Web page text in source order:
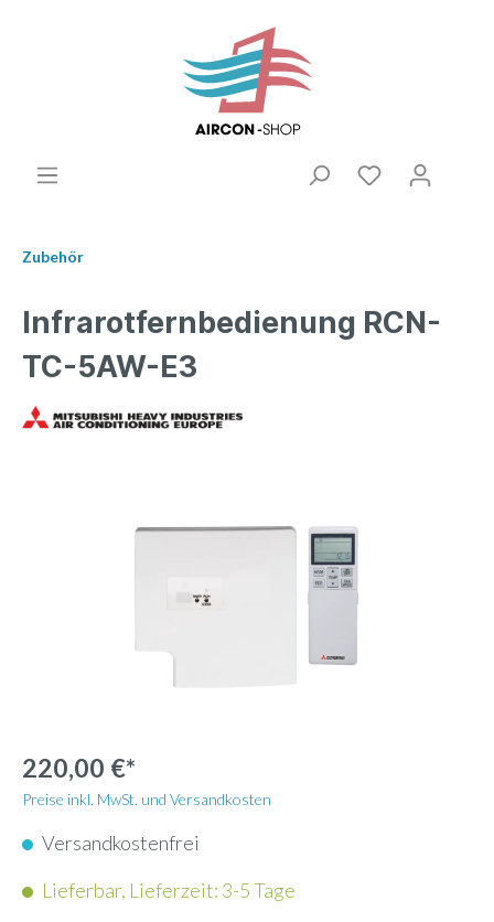
Zubehör
Infrarotfernbedienung RCN-
TC-5AW-E3
220,00 €*
Preise inkl. MwSt. und Versandkosten
Versandkostenfrei
Lieferbar, Lieferzeit: 3-5 Tage